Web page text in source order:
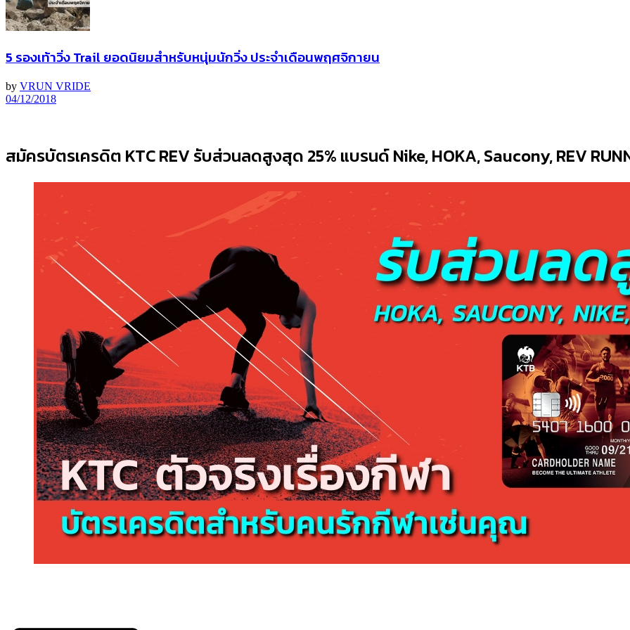
5 รองเท้าวิ่ง Trail ยอดนิยมสำหรับหนุ่มนักวิ่ง ประจำเดือนพฤศจิกายน
by VRUN VRIDE
04/12/2018
สมัครบัตรเครดิต KTC REV รับส่วนลดสูงสุด 25% แบรนด์ Nike, HOKA, Saucony, REV